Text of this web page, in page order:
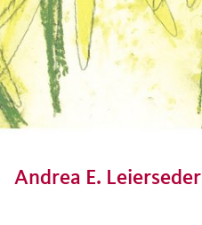
Andrea E. Leierseder